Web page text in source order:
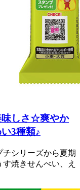
味しさ☆爽やか
3種類♪
チシリーズから夏期
焼きせんべい、え